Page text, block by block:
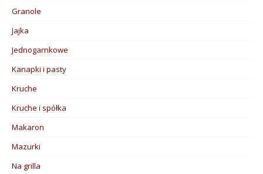
Granole
Jajka
Jednogarnkowe
Kanapki i pasty
Kruche
Kruche i spółka
Makaron
Mazurki
Na grilla